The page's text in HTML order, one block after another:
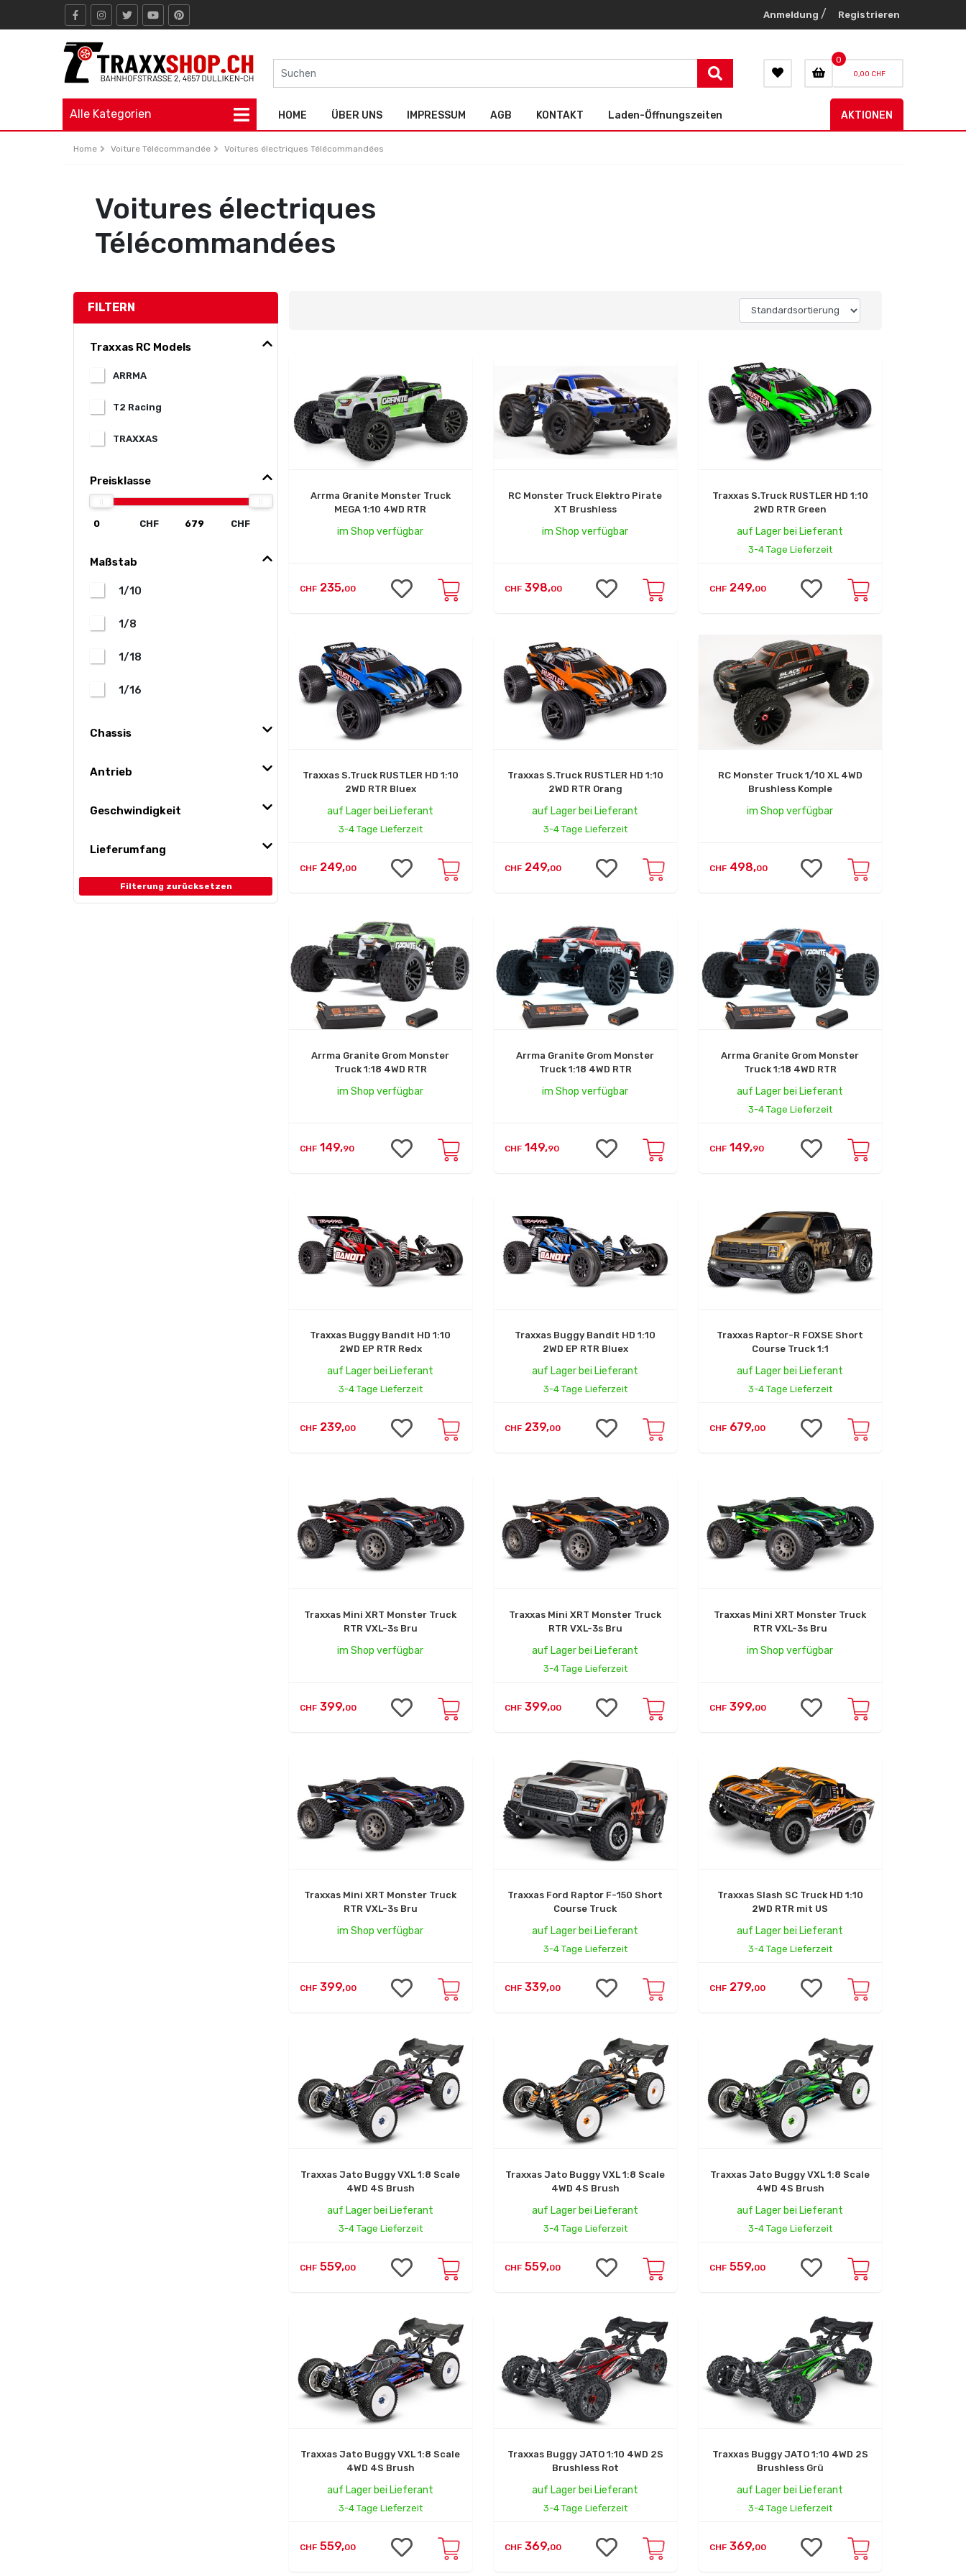
Anmeldung / Registrieren
0
0,00 CHF
Alle Kategorien HOME ÜBER UNS IMPRESSUM AGB KONTAKT Laden-Öffnungszeiten AKTIONEN
Home Voiture Télécommandée Voitures électriques Télécommandées
Voitures électriques
Télécommandées
FILTERN
Traxxas RC Models
ARRMA
T2 Racing
TRAXXAS
Preisklasse
CHF CHF
Maßstab
1/10
1/8
1/18
1/16
Chassis
Antrieb
Geschwindigkeit
Lieferumfang
Filterung zurücksetzen
Arrma Granite Monster Truck
MEGA 1:10 4WD RTR
im Shop verfügbar
CHF 235,00
RC Monster Truck Elektro Pirate
XT Brushless
im Shop verfügbar
CHF398,00
Traxxas S.Truck RUSTLER HD 1:10
2WD RTR Green
auf Lager bei Lieferant
3-4 Tage Lieferzeit
CHF249,00
Traxxas S.Truck RUSTLER HD 1:10
2WD RTR Bluex
auf Lager bei Lieferant
3-4 Tage Lieferzeit
CHF 249,00
Traxxas S.Truck RUSTLER HD 1:10
2WD RTR Orang
auf Lager bei Lieferant
3-4 Tage Lieferzeit
CHF249,00
RC Monster Truck 1/10 XL 4WD
Brushless Komple
im Shop verfügbar
CHF498,00
Arrma Granite Grom Monster
Truck 1:18 4WD RTR
im Shop verfügbar
CHF 149,90
Arrma Granite Grom Monster
Truck 1:18 4WD RTR
im Shop verfügbar
CHF149,90
Arrma Granite Grom Monster
Truck 1:18 4WD RTR
auf Lager bei Lieferant
3-4 Tage Lieferzeit
CHF149,90
Traxxas Buggy Bandit HD 1:10
2WD EP RTR Redx
auf Lager bei Lieferant
3-4 Tage Lieferzeit
CHF 239,00
Traxxas Buggy Bandit HD 1:10
2WD EP RTR Bluex
auf Lager bei Lieferant
3-4 Tage Lieferzeit
CHF239,00
Traxxas Raptor-R FOXSE Short
Course Truck 1:1
auf Lager bei Lieferant
3-4 Tage Lieferzeit
CHF679,00
Traxxas Mini XRT Monster Truck
RTR VXL-3s Bru
im Shop verfügbar
CHF 399,00
Traxxas Mini XRT Monster Truck
RTR VXL-3s Bru
auf Lager bei Lieferant
3-4 Tage Lieferzeit
CHF399,00
Traxxas Mini XRT Monster Truck
RTR VXL-3s Bru
im Shop verfügbar
CHF399,00
Traxxas Mini XRT Monster Truck
RTR VXL-3s Bru
im Shop verfügbar
CHF 399,00
Traxxas Ford Raptor F-150 Short
Course Truck
auf Lager bei Lieferant
3-4 Tage Lieferzeit
CHF339,00
Traxxas Slash SC Truck HD 1:10
2WD RTR mit US
auf Lager bei Lieferant
3-4 Tage Lieferzeit
CHF279,00
Traxxas Jato Buggy VXL 1:8 Scale
4WD 4S Brush
auf Lager bei Lieferant
3-4 Tage Lieferzeit
CHF 559,00
Traxxas Jato Buggy VXL 1:8 Scale
4WD 4S Brush
auf Lager bei Lieferant
3-4 Tage Lieferzeit
CHF559,00
Traxxas Jato Buggy VXL 1:8 Scale
4WD 4S Brush
auf Lager bei Lieferant
3-4 Tage Lieferzeit
CHF559,00
Traxxas Jato Buggy VXL 1:8 Scale
4WD 4S Brush
auf Lager bei Lieferant
3-4 Tage Lieferzeit
CHF 559,00
Traxxas Buggy JATO 1:10 4WD 2S
Brushless Rot
auf Lager bei Lieferant
3-4 Tage Lieferzeit
CHF369,00
Traxxas Buggy JATO 1:10 4WD 2S
Brushless Grü
auf Lager bei Lieferant
3-4 Tage Lieferzeit
CHF369,00